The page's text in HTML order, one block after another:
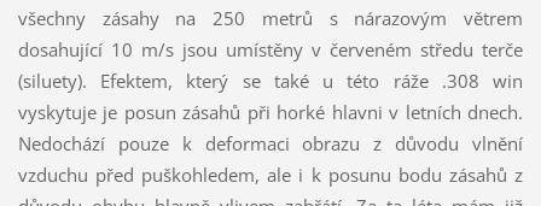
všechny zásahy na 250 metrů s nárazovým větrem
dosahující 10 m/s jsou umístěny v červeném středu terče
(siluety). Efektem, který se také u této ráže .308 win
vyskytuje je posun zásahů při horké hlavni v letních dnech.
Nedochází pouze k deformaci obrazu z důvodu vlnění
vzduchu před puškohledem, ale i k posunu bodu zásahů z